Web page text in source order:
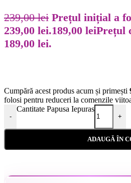
239,00lei Prețul inițial a
239,00 lei.189,00 leiPrețul
189,00 lei.
Cumpără acest produs acum și primești
folosi pentru reduceri la comenzile
-
Cantitate Papusa Iepuras
+
ADAUGĂ ÎN